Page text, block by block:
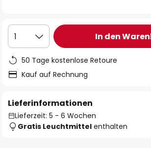
1 In den
50 Tage kostenlose Retoure
Kauf auf Rechnung
Lieferinformationen
Lieferzeit: 5 - 6 Wochen
Gratis Leuchtmittel enthalten